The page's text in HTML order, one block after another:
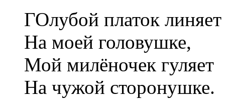
ГОлубой платок линяет
На моей головушке,
Мой милёночек гуляет
На чужой сторонушке.